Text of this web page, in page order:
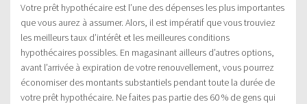
Votre prêt hypothécaire est l’une des dépenses les plus importantes
que vous aurez à assumer. Alors, il est impératif que vous trouviez
les meilleurs taux d’intérêt et les meilleures conditions
hypothécaires possibles. En magasinant ailleurs d’autres options,
avant l’arrivée à expiration de votre renouvellement, vous pourrez
économiser des montants substantiels pendant toute la durée de
votre prêt hypothécaire. Ne faites pas partie des 60 % de gens qui